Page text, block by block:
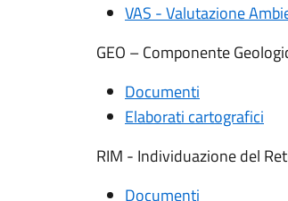
VAS - Valutazione
GEO – Componente
Documenti
Elaborati cartografici
RIM - Individuazione del
Documenti